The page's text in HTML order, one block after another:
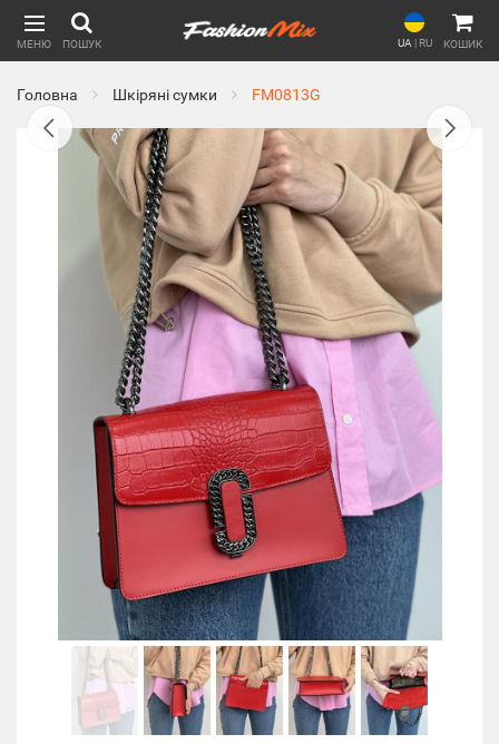
МЕНЮ ПОШУК UA | RU КОШИК
Головна Шкіряні сумки FM0813G